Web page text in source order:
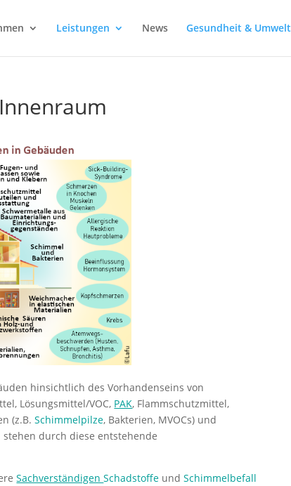
Leistungen News Gesundheit & Umwelt
hinsichtlich des Vorhandenseins von
Lösungsmittel/VOC, PAK, Flammschutzmittel,
(z.B.Schimmelpilze, Bakterien, MVOCs) und
stehen durch diese entstehende
SachverständigenSchadstoffe undSchimmelbefall